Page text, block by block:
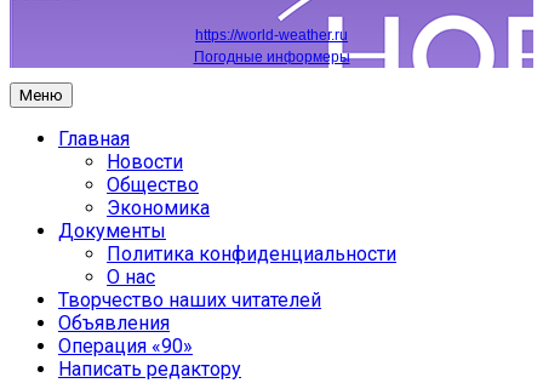
https://world-weather.ru
Погодные информеры
Меню
Главная
Новости
Общество
Экономика
Документы
Политика конфиденциальности
О нас
Творчество наших читателей
Объявления
Операция «90»
Написать редактору